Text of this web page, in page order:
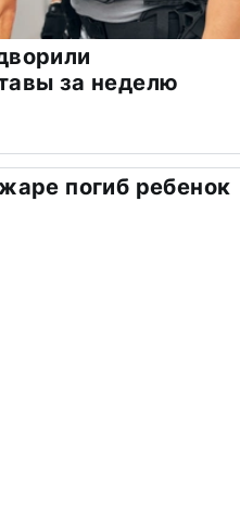
за неделю
погиб ребенок